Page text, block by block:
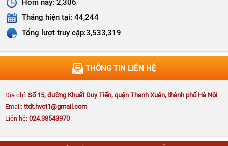
trung K72 (tuyển sinh đợt 2)
Thông báo số 203-TB/HVCTKV I kế hoạch thi bổ sung
lớp CCLLCT
toán ngân sách năm 2025 của Học viện Chính trị khu
Hôm nay: 2,306
Tháng hiện tại: 44,244
Tổng lượt truy cập:3,533,319
THÔNG TIN LIÊN HỆ
Địa chỉ: Số 15, đường Khuất Duy Tiến, quận Thanh Xuân, thành phố Hà Nội
Email: ttdt.hvct1@gmail.com
Liên hệ: 024.38543970